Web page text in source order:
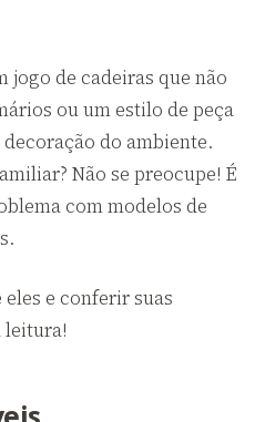
jogo de cadeiras que não
ou um estilo de peça
do ambiente.
Não se preocupe! É
com modelos de
e conferir suas
leitura!